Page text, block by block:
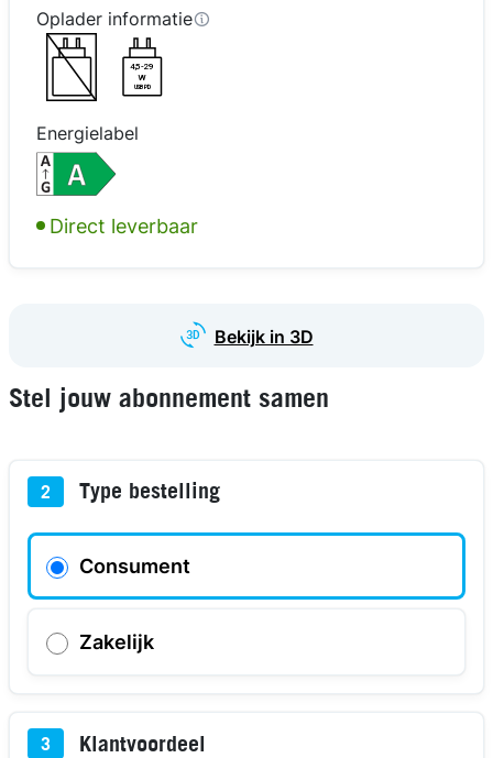
in 3D
in 3D
in 3D
in 3D
Oplader informatie
4,5-29
W
USB PD
Energielabel
Direct leverbaar
Bekijk in 3D
Stel jouw abonnement samen
2 Type bestelling
Consument
Zakelijk
3 Klantvoordeel